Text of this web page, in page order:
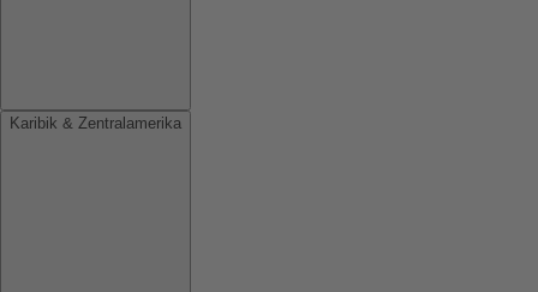
Karibik & Zentralamerika